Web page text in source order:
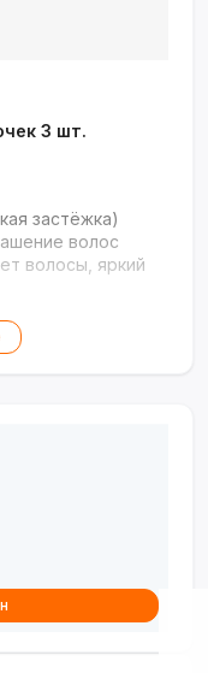
3 шт.
застёжка)
волос
волосы, яркий